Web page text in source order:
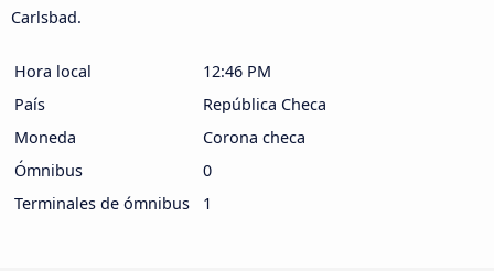
Carlsbad.
Hora local
12:46 PM
País
República Checa
Moneda
Corona checa
Ómnibus
0
Terminales de ómnibus
1